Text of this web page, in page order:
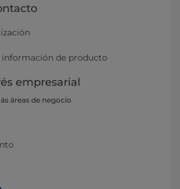
información de producto
empresarial
áreas de negocio